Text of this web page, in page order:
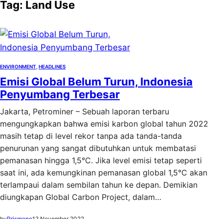
Tag: Land Use
ENVIRONMENT HEADLINES
Emisi Global Belum Turun, Indonesia
Penyumbang Terbesar
Jakarta, Petrominer – Sebuah laporan terbaru
mengungkapkan bahwa emisi karbon global tahun 2022
masih tetap di level rekor tanpa ada tanda-tanda
penurunan yang sangat dibutuhkan untuk membatasi
pemanasan hingga 1,5°C. Jika level emisi tetap seperti
saat ini, ada kemungkinan pemanasan global 1,5°C akan
terlampaui dalam sembilan tahun ke depan. Demikian
diungkapan Global Carbon Project, dalam…